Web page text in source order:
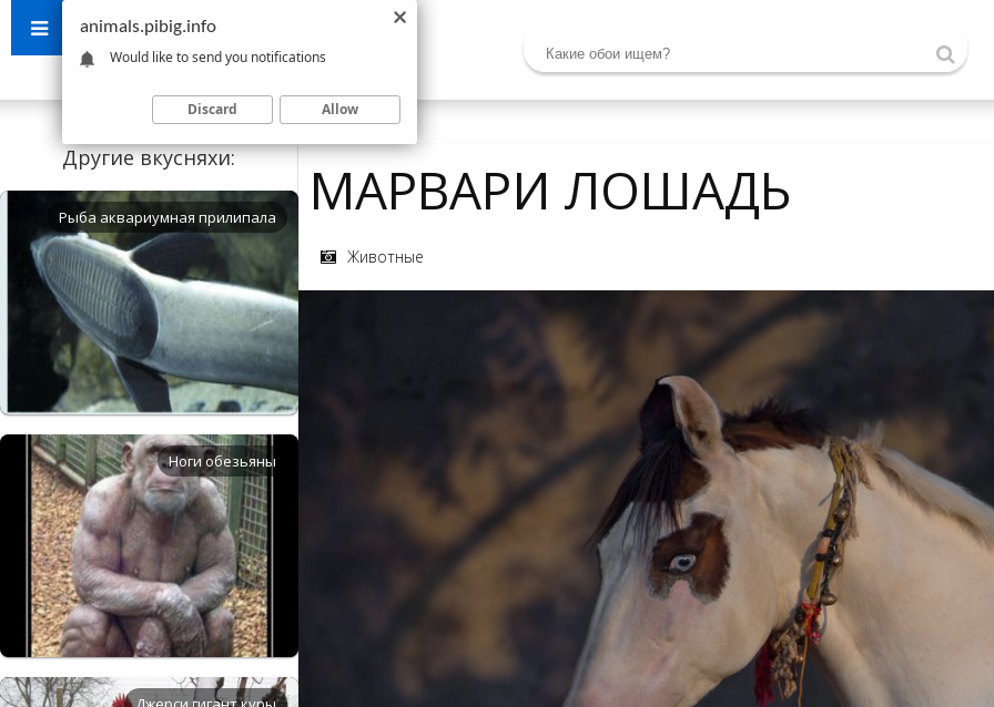
Другие вкусняхи:
Рыба аквариумная прилипала
Ноги обезьяны
МАРВАРИ ЛОШАДЬ
Животные
animals.pibig.info
Would like to send you notifications
Discard Allow